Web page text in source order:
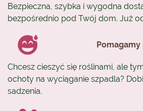
Bezpieczna, szybka i wygodna
bezpośrednio pod Twój dom. Już
Chcesz cieszyć się roślinami, ale
ochoty na wyciąganie szpadla?
sadzenia.